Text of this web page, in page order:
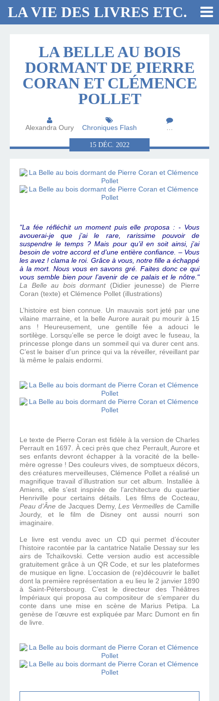
LA VIE DES LIVRES ETC.
LA BELLE AU BOIS
DORMANT DE PIERRE
CORAN ET CLÉMENCE
POLLET
Alexandra Oury Chroniques Flash …
15 DÉC. 2022
"La fée réfléchit un moment puis elle proposa : - Vous
avouerai-je que j’ai le rare, rarissime pouvoir de
suspendre le temps ? Mais pour qu’il en soit ainsi, j’ai
besoin de votre accord et d’une entière confiance. – Vous
les avez ! clama le roi. Grâce à vous, notre fille a échappé
à la mort. Nous vous en savons gré. Faites donc ce qui
vous semble bien pour l’avenir de ce palais et le nôtre."
La Belle au bois dormant(Didier jeunesse) de Pierre
Coran (texte) et Clémence Pollet (illustrations)
L’histoire est bien connue. Un mauvais sort jeté par une
vilaine marraine, et la belle Aurore aurait pu mourir à 15
ans ! Heureusement, une gentille fée a adouci le
sortilège. Lorsqu’elle se perce le doigt avec le fuseau, la
princesse plonge dans un sommeil qui va durer cent ans.
C’est le baiser d’un prince qui va la réveiller, réveillant par
là même le palais endormi.
Le texte de Pierre Coran est fidèle à la version de Charles
Perrault en 1697. À ceci près que chez Perrault, Aurore et
ses enfants devront échapper à la voracité de la belle-
mère ogresse ! Des couleurs vives, de somptueux décors,
des créatures merveilleuses, Clémence Pollet a réalisé un
magnifique travail d’illustration sur cet album. Installée à
Amiens, elle s’est inspirée de l’architecture du quartier
Henriville pour certains détails. Les films de Cocteau,
Peau d’Ânede Jacques Demy,Les Vermeilles de Camille
Jourdy, et le film de Disney ont aussi nourri son
imaginaire.
Le livre est vendu avec un CD qui permet d’écouter
l’histoire racontée par la cantatrice Natalie Dessay sur les
airs de Tchaïkovski. Cette version audio est accessible
gratuitement grâce à un QR Code, et sur les plateformes
de musique en ligne. L’occasion de (re)découvrir le ballet
dont la première représentation a eu lieu le 2 janvier 1890
à Saint-Pétersbourg. C’est le directeur des Théâtres
Impériaux qui proposa au compositeur de s’emparer du
conte dans une mise en scène de Marius Petipa. La
genèse de l’œuvre est expliquée par Marc Dumont en fin
de livre.